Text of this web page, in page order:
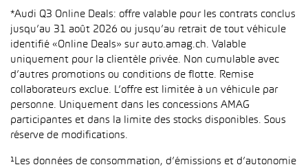
*Audi Q3 Online Deals: offre valable pour les contrats conclus
jusqu’au 31 août 2026 ou jusqu’au retrait de tout véhicule
identifié «Online Deals» sur auto.amag.ch. Valable
uniquement pour la clientèle privée. Non cumulable avec
d’autres promotions ou conditions de flotte. Remise
collaborateurs exclue. L’offre est limitée à un véhicule par
personne. Uniquement dans les concessions AMAG
participantes et dans la limite des stocks disponibles. Sous
réserve de modifications.
¹Les données de consommation, d’émissions et d’autonomie